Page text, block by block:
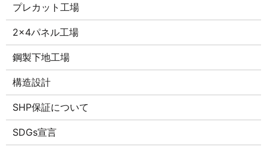
プレカット工場
2×4パネル工場
鋼製下地工場
構造設計
SHP保証について
SDGs宣言